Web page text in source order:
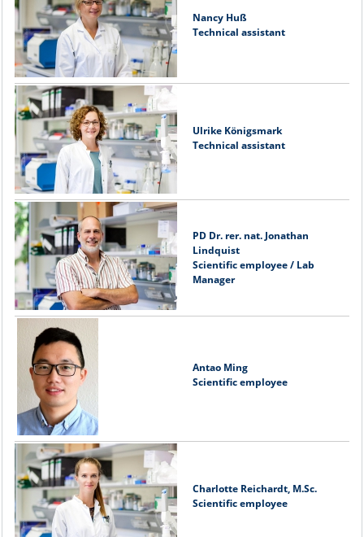
Nancy Huß
Technical assistant
Ulrike Königsmark
Technical assistant
PD Dr. rer. nat. Jonathan
Lindquist
Scientific employee / Lab
Manager
Antao Ming
Scientific employee
Charlotte Reichardt, M.Sc.
Scientific employee